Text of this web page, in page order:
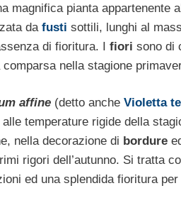
magnifica pianta appartenente
da fusti sottili, lunghi al
di fioritura. I fiori sono di
nella stagione
affine(detto anche Violetta
temperature rigide della
nella decorazione di bordure
rigori dell’autunno. Si tratta
ed una splendida fioritura